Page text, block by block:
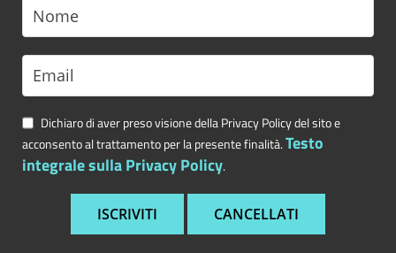
Dichiaro di aver preso visione della Privacy Policy del sito e
acconsento al trattamento per la presente finalità.Testo
integrale sulla Privacy Policy.